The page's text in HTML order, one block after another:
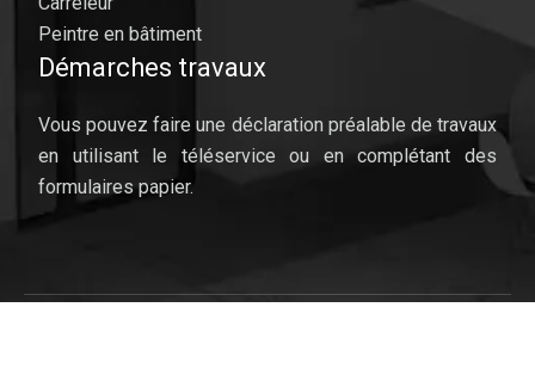
Peintre en bâtiment
Démarches travaux
Vous pouvez faire une déclaration préalable de travaux
en utilisant le téléservice ou en complétant des
formulaires papier.